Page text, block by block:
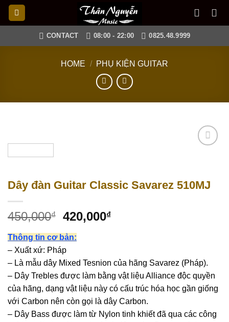
Skip
CONTACT 08:00 - 22:00 0825.48.9999
HOME / PHỤ KIỆN GUITAR
Dây đàn Guitar Classic Savarez 510MJ
450,000₫ 420,000₫
Thông tin cơ bản:
– Xuất xứ: Pháp
– Là mẫu dây Mixed Tesnion của hãng Savarez (Pháp).
– Dây Trebles được làm bằng vật liệu Alliance độc quyền
của hãng, dạng vật liệu này có cấu trúc hóa học gần giống
với Carbon nên còn gọi là dây Carbon.
– Dây Bass được làm từ Nylon tinh khiết đã qua các công